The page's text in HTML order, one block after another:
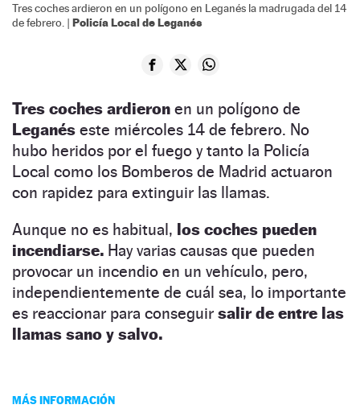
Tres coches ardieron en un polígono en Leganés la madrugada del 14
de febrero. | Policía Local de Leganés
Tres coches ardieron en un polígono de
Leganés este miércoles 14 de febrero. No
hubo heridos por el fuego y tanto la Policía
Local como los Bomberos de Madrid actuaron
con rapidez para extinguir las llamas.
Aunque no es habitual, los coches pueden
incendiarse. Hay varias causas que pueden
provocar un incendio en un vehículo, pero,
independientemente de cuál sea, lo importante
es reaccionar para conseguir salir de entre las
llamas sano y salvo.
MÁS INFORMACIÓN